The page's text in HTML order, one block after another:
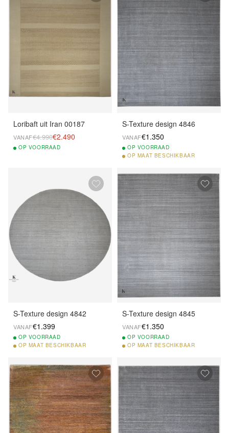
Loribaft uit Iran 00187
VANAF€4.990€2.490
OP VOORRAAD
S-Texture design 4846
VANAF€1.350
OP VOORRAAD
OP MAAT BESCHIKBAAR
S-Texture design 4842
VANAF€1.399
OP VOORRAAD
OP MAAT BESCHIKBAAR
S-Texture design 4845
VANAF€1.350
OP VOORRAAD
OP MAAT BESCHIKBAAR